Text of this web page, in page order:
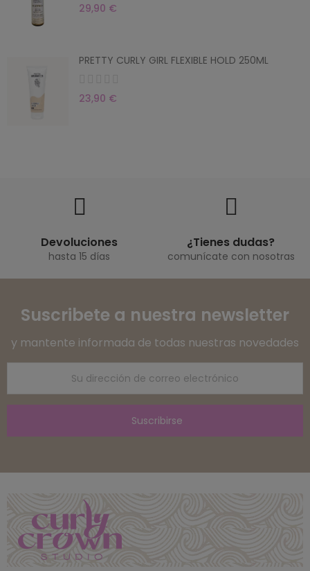
29,90 €
PRETTY CURLY GIRL FLEXIBLE HOLD 250ML
23,90 €
Devoluciones
hasta 15 días
¿Tienes dudas?
comunícate con nosotras
Suscribete a nuestra newsletter
y mantente informada de todas nuestras novedades
Suscribirse